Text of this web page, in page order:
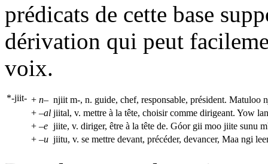
prédicats de cette base
dérivation qui peut
voix.
*-jiit- + n– njiit m-, n. guide, chef, responsable, président. Matuloo
+ –al jiital, v. mettre à la tête, choisir comme dirigeant. Yow
+ –e jiite, v. diriger, être à la tête de. Góor gii moo jiite sunu
+ –u jiitu, v. se mettre devant, précéder, devancer, Maa ngi